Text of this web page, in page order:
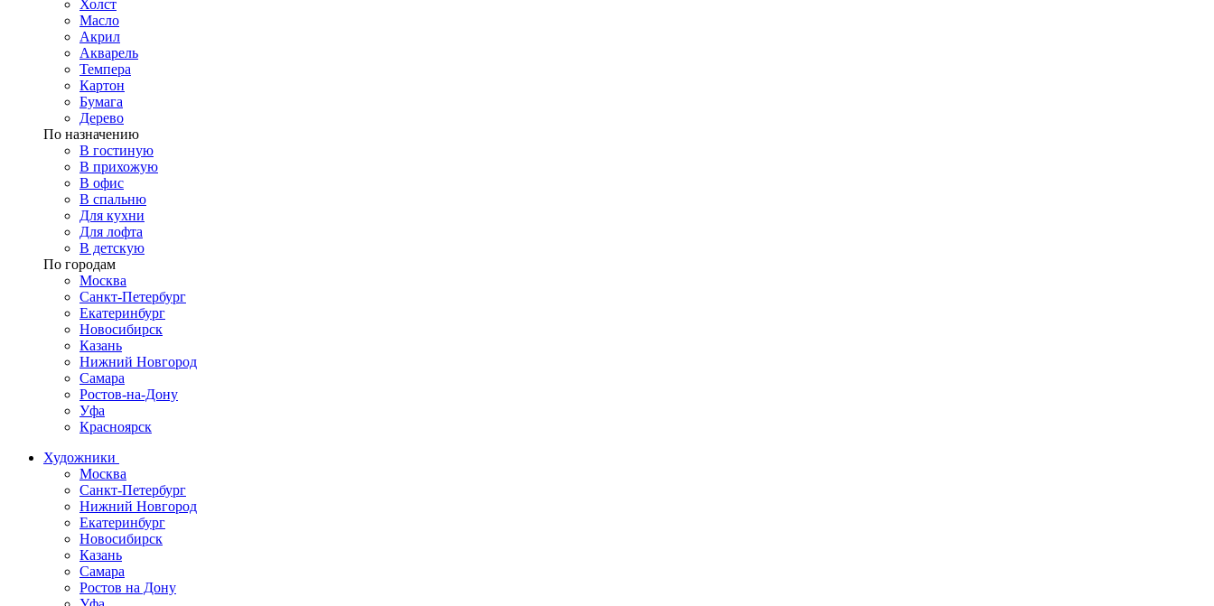
Холст
Масло
Акрил
Акварель
Темпера
Картон
Бумага
Дерево
По назначению
В гостиную
В прихожую
В офис
В спальню
Для кухни
Для лофта
В детскую
По городам
Москва
Санкт-Петербург
Екатеринбург
Новосибирск
Казань
Нижний Новгород
Самара
Ростов-на-Дону
Уфа
Красноярск
Художники
Москва
Санкт-Петербург
Нижний Новгород
Екатеринбург
Новосибирск
Казань
Самара
Ростов на Дону